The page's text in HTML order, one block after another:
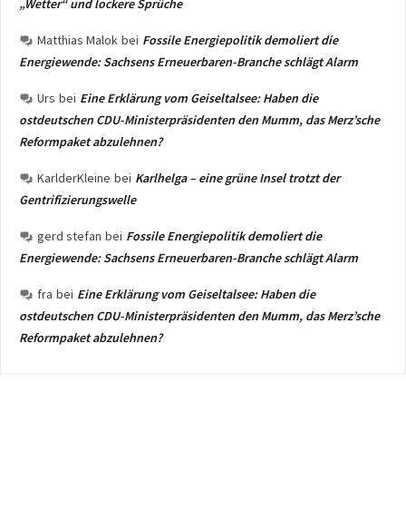
„Wetter“ und lockere Sprüche
Matthias Malok bei Fossile Energiepolitik demoliert die
Energiewende: Sachsens Erneuerbaren-Branche schlägt Alarm
Urs bei Eine Erklärung vom Geiseltalsee: Haben die
ostdeutschen CDU-Ministerpräsidenten den Mumm, das Merz’sche
Reformpaket abzulehnen?
KarlderKleine bei Karlhelga – eine grüne Insel trotzt der
Gentrifizierungswelle
gerd stefan bei Fossile Energiepolitik demoliert die
Energiewende: Sachsens Erneuerbaren-Branche schlägt Alarm
fra bei Eine Erklärung vom Geiseltalsee: Haben die
ostdeutschen CDU-Ministerpräsidenten den Mumm, das Merz’sche
Reformpaket abzulehnen?